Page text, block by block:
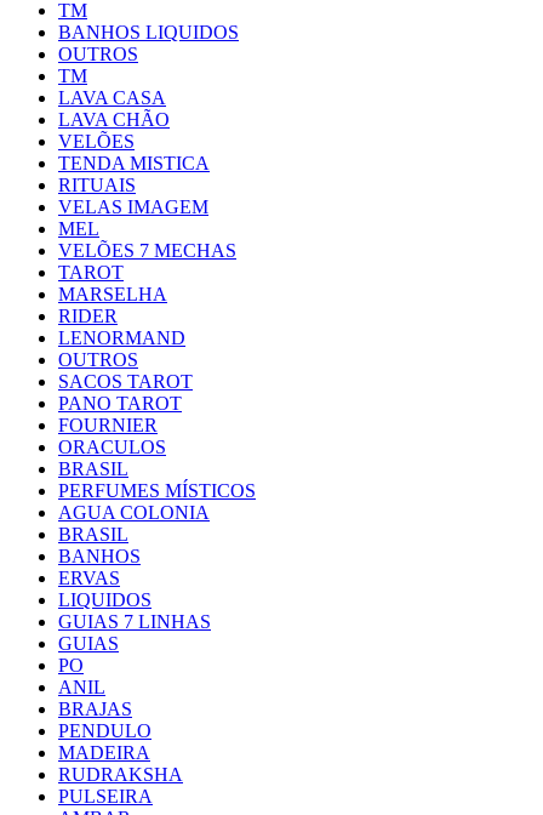
TM
BANHOS LIQUIDOS
OUTROS
TM
LAVA CASA
LAVA CHÃO
VELÕES
TENDA MISTICA
RITUAIS
VELAS IMAGEM
MEL
VELÕES 7 MECHAS
TAROT
MARSELHA
RIDER
LENORMAND
OUTROS
SACOS TAROT
PANO TAROT
FOURNIER
ORACULOS
BRASIL
PERFUMES MÍSTICOS
AGUA COLONIA
BRASIL
BANHOS
ERVAS
LIQUIDOS
GUIAS 7 LINHAS
GUIAS
PO
ANIL
BRAJAS
PENDULO
MADEIRA
RUDRAKSHA
PULSEIRA